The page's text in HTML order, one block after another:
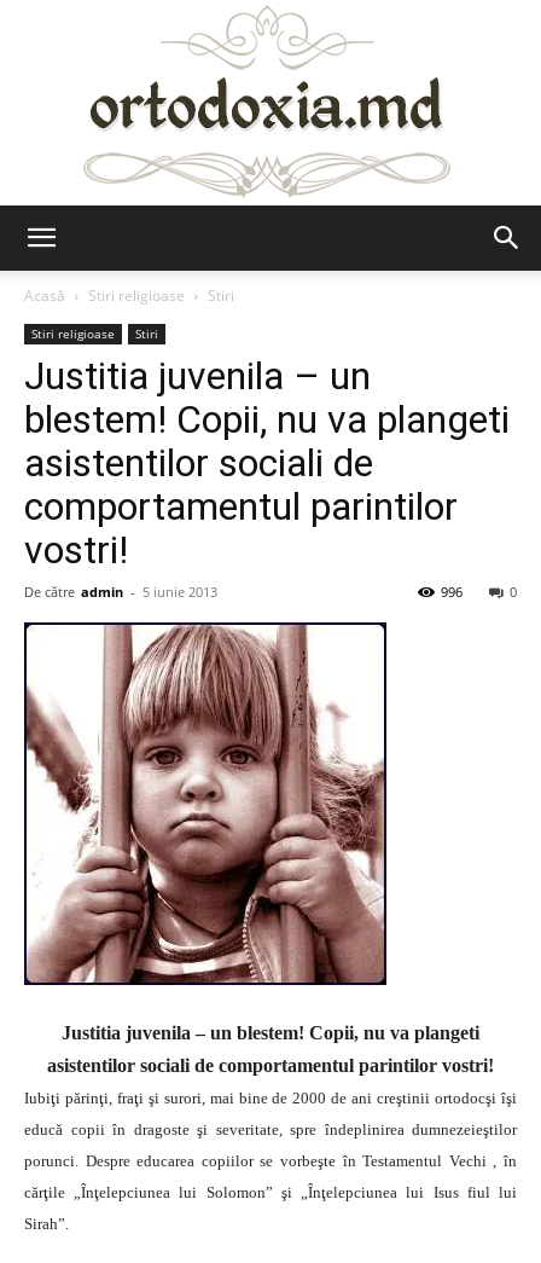
Acasă
Stiri religioase Stiri
Stiri religioase Stiri
Justitia juvenila – un
blestem! Copii, nu va plangeti
asistentilor sociali de
comportamentul parintilor
vostri!
De către admin - 5 iunie 2013 0
996
Justitia juvenila – un blestem! Copii, nu va plangeti
asistentilor sociali de comportamentul parintilor vostri!
Iubiţi părinţi, fraţi şi surori, mai bine de 2000 de ani creştinii ortodocşi îşi
educă copii în dragoste şi severitate, spre îndeplinirea dumnezeieştilor
porunci. Despre educarea copiilor se vorbeşte în Testamentul Vechi , în
cărţile „Înţelepciunea lui Solomon” şi „Înţelepciunea lui Isus fiul lui
Sirah”.